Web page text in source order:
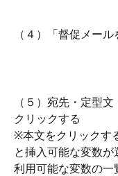
（４）「督促メー
（５）宛先・定型
クリックする
※本文をクリックす
と挿入可能な変数が
利用可能な変数の一